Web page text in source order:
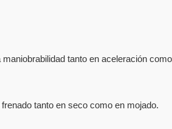
tanto en aceleración
tanto en seco como en mojado.